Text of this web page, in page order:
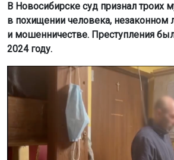
В Новосибирске суд признал
в похищении человека,
и мошенничестве. Преступления
2024 году.